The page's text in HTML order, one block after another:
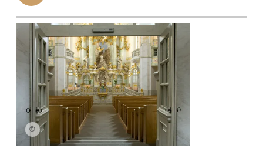
©